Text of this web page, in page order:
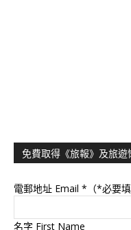
免費取得《旅報》及旅遊
電郵地址 Email *（*必要填
名字 First Name